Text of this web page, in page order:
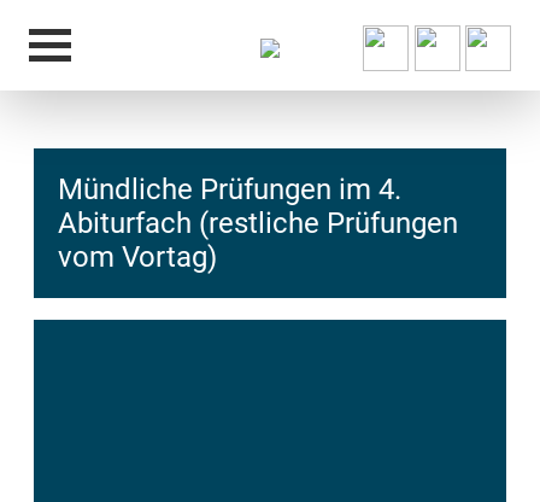
t@elu
hcs
Mündliche Prüfungen im 4.
Abiturfach (restliche Prüfungen
vom Vortag)